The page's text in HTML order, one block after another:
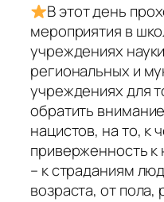
В этот день
мероприятия в
учреждениях
региональных и
учреждениях для
обратить
нацистов, на то, к
приверженность к
– к страданиям
возраста, от пола,